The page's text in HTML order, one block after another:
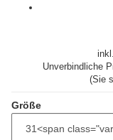
Unverbindliche
(Sie
Größe